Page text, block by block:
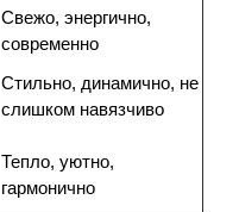
Свежо, энергично,
современно
Стильно, динамично, не
слишком навязчиво
Тепло, уютно,
гармонично